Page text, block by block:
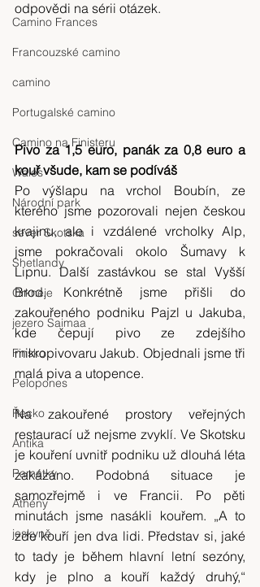
Camino Frances
Francouzské camino
camino
Portugalské camino
Camino na Finisteru
Wales
Národní park
sever Skotska
Shetlandy
Orkneje
jezero Saimaa
Finsko
Pelopones
Řecko
Antika
Památky
Athény
jeskyně
odpovědi na sérii otázek.
Pivo za 1,5 euro, panák za 0,8 euro a
kouř všude, kam se podíváš
Po výšlapu na vrchol Boubín, ze
kterého jsme pozorovali nejen českou
krajinu, ale i vzdálené vrcholky Alp,
jsme pokračovali okolo Šumavy k
Lipnu. Další zastávkou se stal Vyšší
Brod. Konkrétně jsme přišli do
zakouřeného podniku Pajzl u Jakuba,
kde čepují pivo ze zdejšího
mikropivovaru Jakub. Objednali jsme tři
malá piva a utopence.
Na zakouřené prostory veřejných
restaurací už nejsme zvyklí. Ve Skotsku
je kouření uvnitř podniku už dlouhá léta
zakázáno. Podobná situace je
samozřejmě i ve Francii. Po pěti
minutách jsme nasákli kouřem. „A to
zde kouří jen dva lidi. Představ si, jaké
to tady je během hlavní letní sezóny,
kdy je plno a kouří každý druhý,“